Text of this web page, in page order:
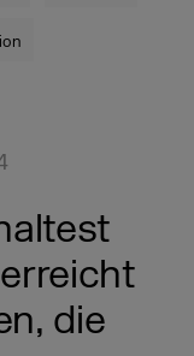
die